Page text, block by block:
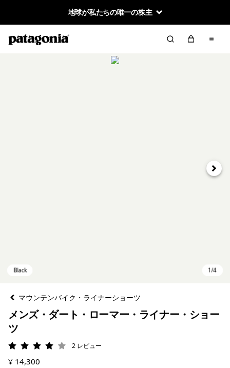
地球が私たちの唯一の株主
次へ
マウンテンバイク・ライナーショーツ
メンズ・ダート・ローマー・ライナー・ショー
ツ
評価: 4 / 5 2 レビュー
¥ 14,300